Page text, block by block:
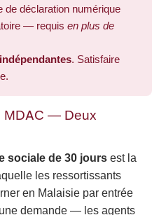
de déclaration numérique
— requis en plus de
indépendantes. Satisfaire
MDAC — Deux
sociale de 30 joursest la
les ressortissants
en Malaisie par entrée
demande — les agents